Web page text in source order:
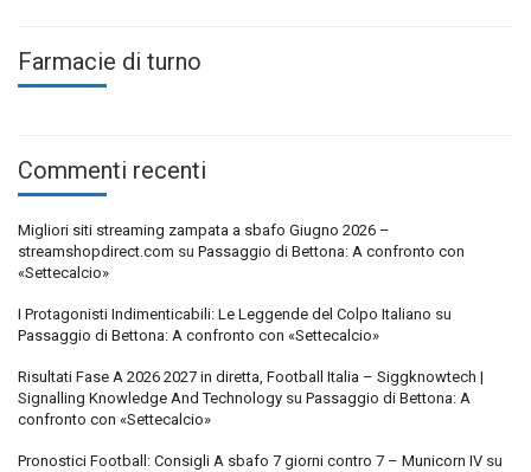
Farmacie di turno
Commenti recenti
Migliori siti streaming zampata a sbafo Giugno 2026 –
streamshopdirect.com su Passaggio di Bettona: A confronto con
«Settecalcio»
I Protagonisti Indimenticabili: Le Leggende del Colpo Italiano su
Passaggio di Bettona: A confronto con «Settecalcio»
Risultati Fase A 2026 2027 in diretta, Football Italia – Siggknowtech |
Signalling Knowledge And Technology su Passaggio di Bettona: A
confronto con «Settecalcio»
Pronostici Football: Consigli A sbafo 7 giorni contro 7 – Municorn IV su